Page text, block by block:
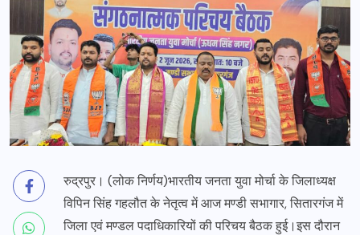
रुद्रपुर। (लोक निर्णय)भारतीय जनता युवा मोर्चा के जिलाध्यक्ष
विपिन सिंह गहलौत के नेतृत्व में आज मण्डी सभागार, सितारगंज में
जिला एवं मण्डल पदाधिकारियों की परिचय बैठक हुई।इस दौरान